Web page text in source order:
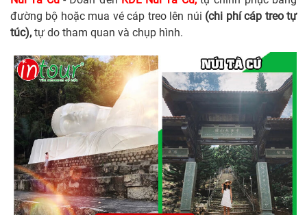
đường bộ hoặc mua vé cáp treo lên núi (chi phí cáp treo tự
túc), tự do tham quan và chụp hình.